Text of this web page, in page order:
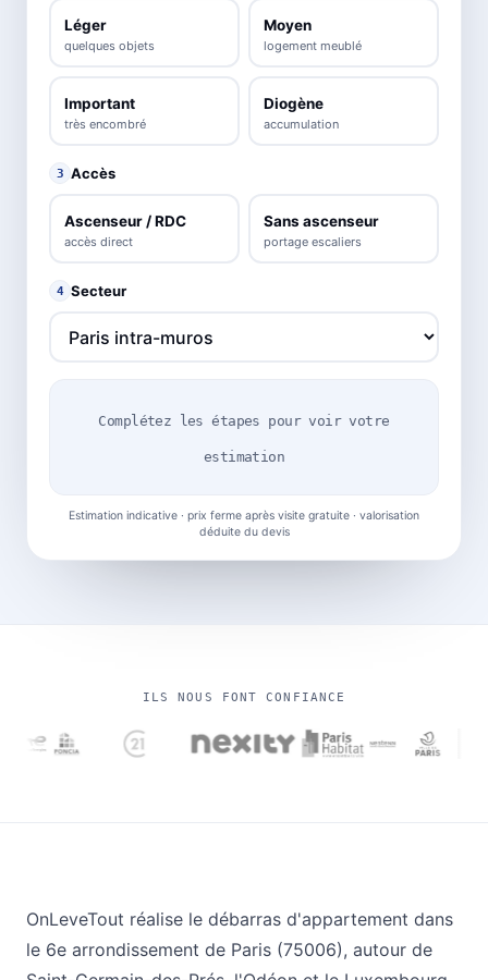
Léger
quelques objets
Moyen
logement meublé
Important
très encombré
Diogène
accumulation
3 Accès
Ascenseur / RDC
accès direct
Sans ascenseur
portage escaliers
4 Secteur
Complétez les étapes pour voir votre
estimation
Estimation indicative · prix ferme après visite gratuite · valorisation
déduite du devis
ILS NOUS FONT CONFIANCE
OnLeveTout réalise le débarras d'appartement dans
le 6e arrondissement de Paris (75006), autour de